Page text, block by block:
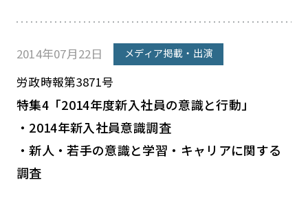
2014年07月22日 メディア掲載・出演
労政時報第3871号
特集4「2014年度新入社員の意識と行動」
・2014年新入社員意識調査
・新人・若手の意識と学習・キャリアに関する
調査